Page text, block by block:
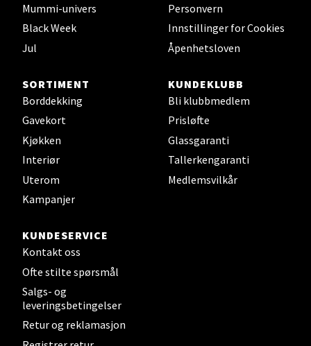
Mummi-univers
Black Week
Jul
Personvern
Innstillinger for Cookies
Åpenhetsloven
SORTIMENT
Borddekking
Gavekort
Kjøkken
Interiør
Uterom
Kampanjer
KUNDEKLUBB
Bli klubbmedlem
Prisløfte
Glassgaranti
Tallerkengaranti
Medlemsvilkår
KUNDESERVICE
Kontakt oss
Ofte stilte spørsmål
Salgs- og
leveringsbetingelser
Retur og reklamasjon
Steinkjer - Thon Senter Steinkjer
Sjøfartsgata 2, 7714 Steinkjer
0 i butikk
Leirvik - Stord
Åpent i dag 10-15